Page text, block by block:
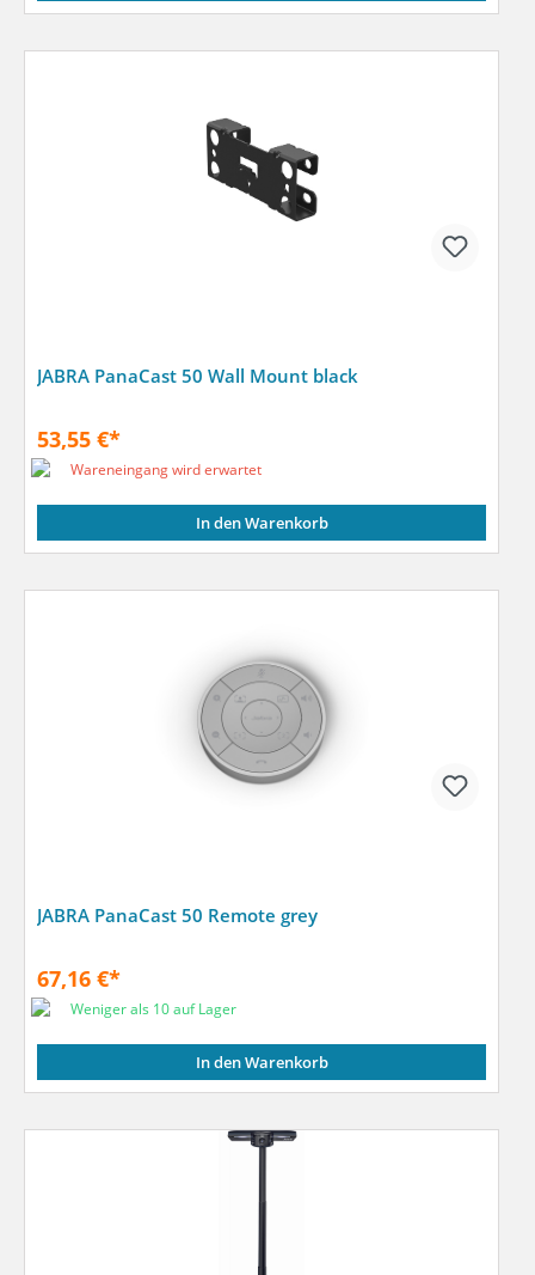
JABRA PanaCast 50 Wall Mount black
53,55 €*
Wareneingang wird erwartet
In den Warenkorb
JABRA PanaCast 50 Remote grey
67,16 €*
Weniger als 10 auf Lager
In den Warenkorb